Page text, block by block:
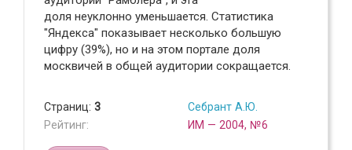
доля неуклонно уменьшается. Статистика
"Яндекса" показывает несколько большую
цифру (39%), но и на этом портале доля
москвичей в общей аудитории сокращается.
Страниц: 3
Рейтинг:
Себрант А.Ю.
ИМ — 2004, №6